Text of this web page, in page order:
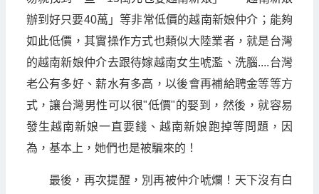
辦到好只要40萬」等非常低價的越南新娘仲介；能夠
如此低價，其實操作方式也類似大陸業者，就是台灣
的越南新娘仲介去跟待嫁越南女生唬濫、洗腦....台灣
老公有多好、薪水有多高，以後會再補給聘金等等方
式，讓台灣男性可以很"低價"的娶到，然後，就容易
發生越南新娘一直要錢、越南新娘跑掉等問題，因
為，基本上，她們也是被騙來的！
最後，再次提醒，別再被仲介唬爛！天下沒有白